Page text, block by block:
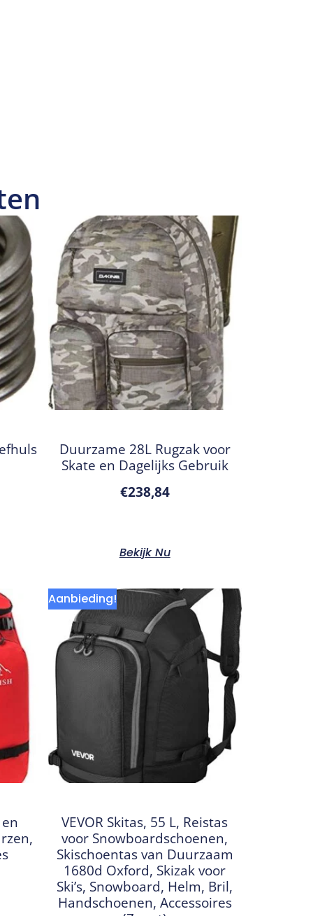
Duurzame 28L Rugzak voor
Skate en Dagelijks Gebruik
€238,84
Bekijk Nu
Aanbieding!
VEVOR Skitas, 55 L, Reistas
voor Snowboardschoenen,
Skischoentas van Duurzaam
1680d Oxford, Skizak voor
Ski’s, Snowboard, Helm, Bril,
Handschoenen, Accessoires